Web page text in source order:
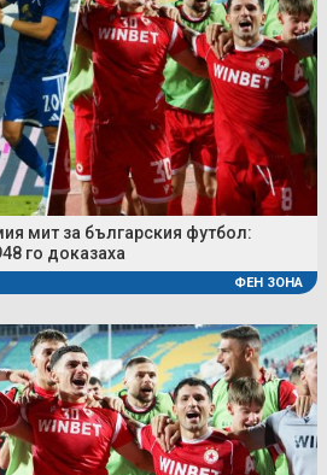
мит за българския футбол:
го доказаха
ФЕН ЗОНА